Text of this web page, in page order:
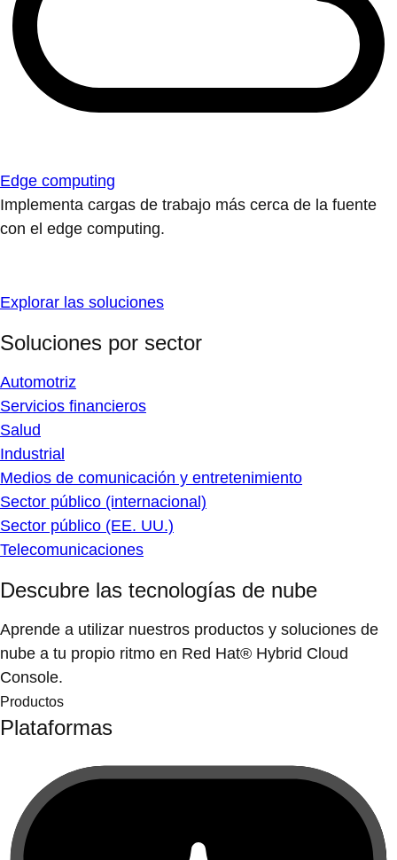
Edge computing
Implementa cargas de trabajo más cerca de la fuente
con el edge computing.
Explorar las soluciones
Soluciones por sector
Automotriz
Servicios financieros
Salud
Industrial
Medios de comunicación y entretenimiento
Sector público (internacional)
Sector público (EE. UU.)
Telecomunicaciones
Descubre las tecnologías de nube
Aprende a utilizar nuestros productos y soluciones de
nube a tu propio ritmo en Red Hat® Hybrid Cloud
Console.
Productos
Plataformas